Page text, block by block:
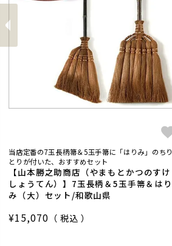
前
へ
当店定番の7玉長柄箒＆5玉手箒に「はりみ」のちり
とりが付いた、おすすめセット
【山本勝之助商店（やまもとかつのすけ
しょうてん）】7玉長柄＆5玉手箒＆はり
み（大）セット/和歌山県
¥15,070 税込